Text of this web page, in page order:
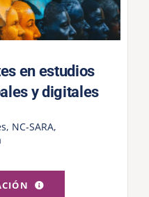
en estudios
y digitales
, NC-SARA,